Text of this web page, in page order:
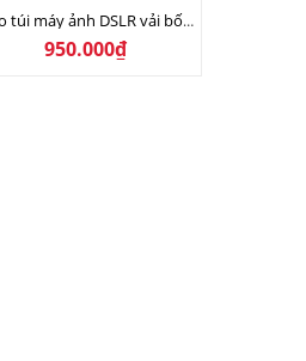
Balo túi máy ảnh DSLR vải bố chống nước
950.000₫